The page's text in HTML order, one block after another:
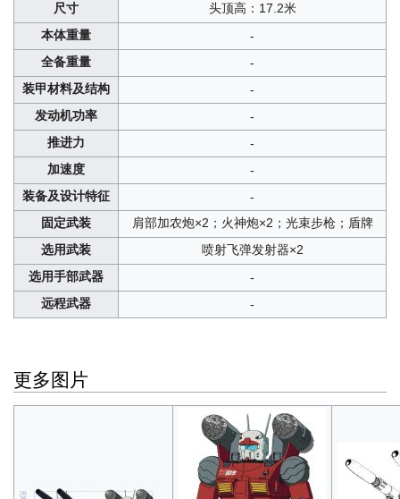
尺寸
头顶高：17.2米
本体重量
-
全备重量
-
装甲材料及结构
-
发动机功率
-
推进力
-
加速度
-
装备及设计特征
-
固定武装
肩部加农炮×2；火神炮×2；光束步枪；盾牌
选用武装
喷射飞弹发射器×2
选用手部武器
-
远程武器
-
更多图片